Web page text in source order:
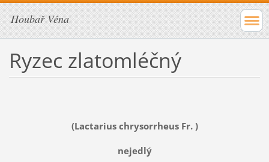
Houbař Véna
Ryzec zlatomléčný
(Lactarius chrysorrheus Fr. )
nejedlý